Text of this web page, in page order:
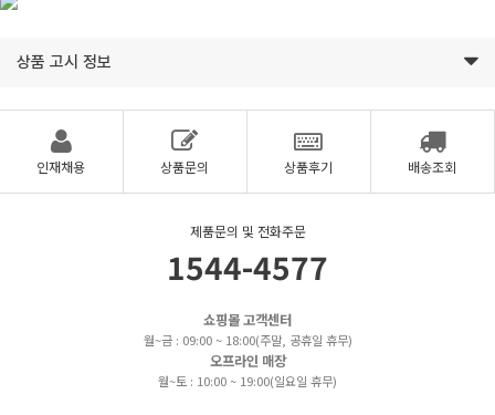
상품 고시 정보
인재채용 상품문의 상품후기 배송조회
제품문의 및 전화주문
1544-4577
쇼핑몰 고객센터
월~금 : 09:00 ~ 18:00(주말, 공휴일 휴무)
오프라인 매장
월~토 : 10:00 ~ 19:00(일요일 휴무)